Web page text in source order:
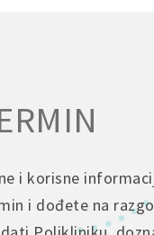
i korisne
i dođete na